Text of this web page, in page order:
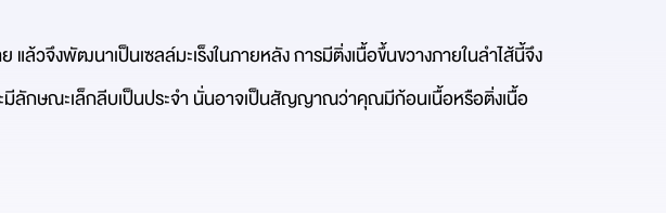
แล้วจึงพัฒนาเป็นเซลล์มะเร็งในภายหลัง การมีติ่งเนื้อขึ้นขวางภายในลำไส้นี้จึง
มีลักษณะเล็กลีบเป็นประจำ นั่นอาจเป็นสัญญาณว่าคุณมีก้อนเนื้อหรือติ่งเนื้อ